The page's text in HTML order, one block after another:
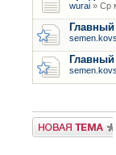
wurai » Ср
Новая тема